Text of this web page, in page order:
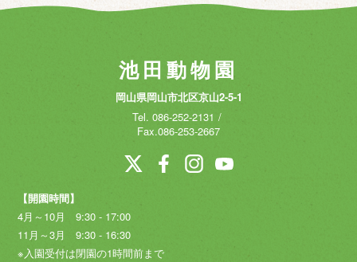
池田動物園
岡山県岡山市北区京山2-5-1
Tel. 086-252-2131
Fax.086-253-2667
【開園時間】
4月～10月 9:30 - 17:00
11月～3月 9:30 - 16:30
※入園受付は閉園の1時間前まで